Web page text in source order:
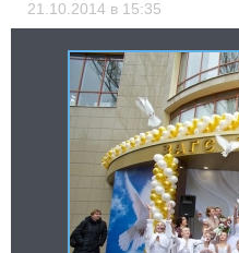
21.10.2014 в 15:35